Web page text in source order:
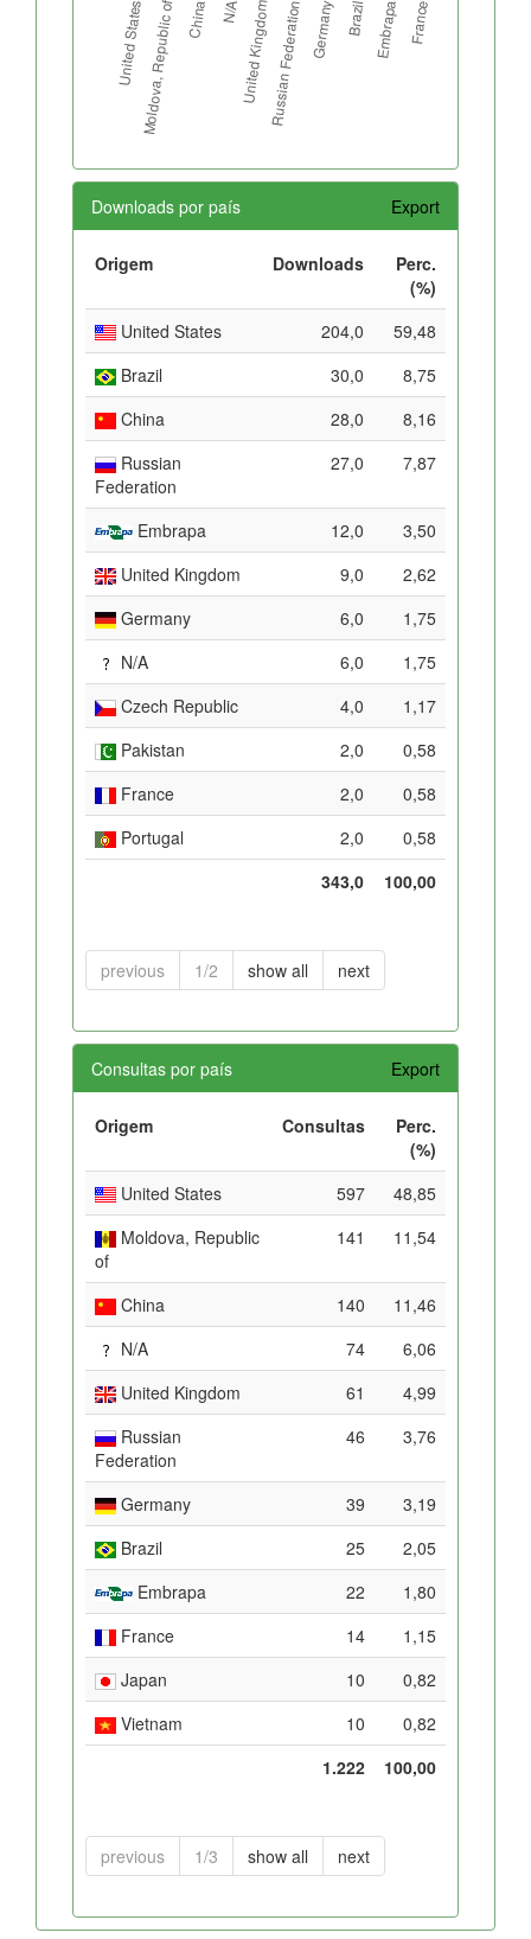
Downloads por país Export
Origem Downloads
Perc.
(%)
United States
204,0
59,48
Brazil
30,0
8,75
China
28,0
8,16
Russian
Federation
27,0 7,87
Embrapa 12,0
3,50
United Kingdom
9,0
2,62
Germany
6,0
1,75
N/A
6,0
1,75
Czech Republic
4,0
1,17
Pakistan
2,0
0,58
France
2,0
0,58
Portugal
2,0
0,58
343,0
100,00
previous 1/2 show all next
Consultas por país Export
Origem Consultas
Perc.
(%)
United States
597
48,85
Moldova, Republic
of
141 11,54
China 140
11,46
N/A
74
6,06
United Kingdom
61
4,99
Russian
Federation
46 3,76
Germany 39
3,19
Brazil
25
2,05
Embrapa
22
1,80
France
14
1,15
Japan
10
0,82
Vietnam
10
0,82
1.222
100,00
previous 1/3 show all next